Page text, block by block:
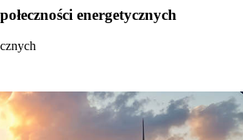
energetycznych